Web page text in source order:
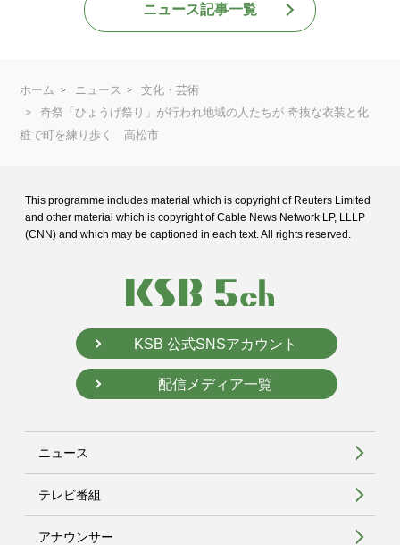
ニュース記事一覧
ホーム ニュース
文化・芸術
奇祭「ひょうげ祭り」が行われ地域の人たちが 奇抜な衣装と化
粧で町を練り歩く 高松市
This programme includes material which is copyright of Reuters Limited
and other material which is copyright of Cable News Network LP, LLLP
(CNN) and which may be captioned in each text. All rights reserved.
KSB 公式SNSアカウント
配信メディア一覧
ニュース
テレビ番組
アナウンサー